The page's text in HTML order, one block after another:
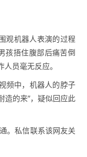
观机器人表演的过程
孩捂住腹部后痛苦倒
员毫无反应。
频中，机器人的脖子
造的来”，疑似回应此
。私信联系该网友关